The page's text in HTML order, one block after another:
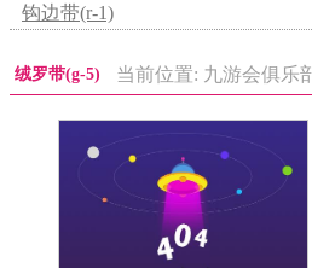
钩边带(r-1)
绒罗带(g-5) 当前位置: 九游会俱乐